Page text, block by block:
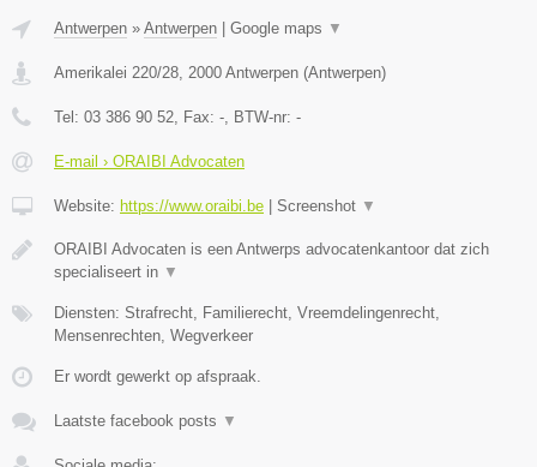
Antwerpen » Antwerpen | Google maps ▼
Amerikalei 220/28 2000 Antwerpen (Antwerpen)
Tel: 03 386 90 52 , Fax: - , BTW-nr: -
E-mail › ORAIBI Advocaten
Website: https://www.oraibi.be | Screenshot ▼
ORAIBI Advocaten is een Antwerps advocatenkantoor dat zich
specialiseert in ▼
Diensten: Strafrecht, Familierecht, Vreemdelingenrecht,
Mensenrechten, Wegverkeer
Er wordt gewerkt op afspraak.
Laatste facebook posts ▼